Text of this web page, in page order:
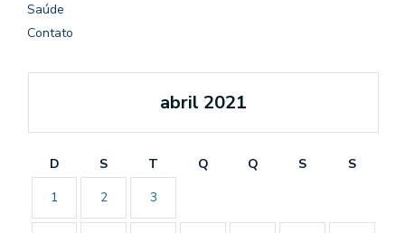
Saúde
Contato
abril 2021
D S T Q Q S
S
1
2 3